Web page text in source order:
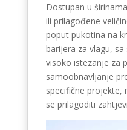
Dostupan u
ili prilagođene
poput pukotina na
barijera za vlagu,
visoko istezanje za
samoobnavljanje
specifične projekte,
se prilagoditi